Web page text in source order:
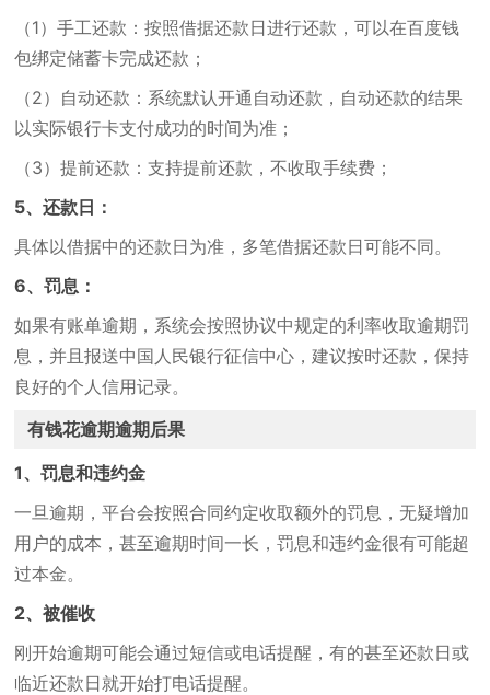
（1）手工还款：按照借据还款日进行还款，可以在百度钱
包绑定储蓄卡完成还款；
（2）自动还款：系统默认开通自动还款，自动还款的结果
以实际银行卡支付成功的时间为准；
（3）提前还款：支持提前还款，不收取手续费；
5、还款日：
具体以借据中的还款日为准，多笔借据还款日可能不同。
6、罚息：
如果有账单逾期，系统会按照协议中规定的利率收取逾期罚
息，并且报送中国人民银行征信中心，建议按时还款，保持
良好的个人信用记录。
有钱花逾期逾期后果
1、罚息和违约金
一旦逾期，平台会按照合同约定收取额外的罚息，无疑增加
用户的成本，甚至逾期时间一长，罚息和违约金很有可能超
过本金。
2、被催收
刚开始逾期可能会通过短信或电话提醒，有的甚至还款日或
临近还款日就开始打电话提醒。